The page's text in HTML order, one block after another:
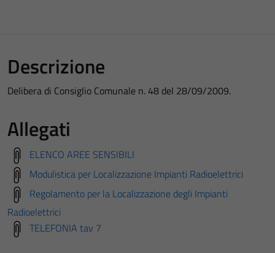
Descrizione
Delibera di Consiglio Comunale n. 48 del 28/09/2009.
Allegati
ELENCO AREE SENSIBILI
Modulistica per Localizzazione Impianti Radioelettrici
Regolamento per la Localizzazione degli Impianti
Radioelettrici
TELEFONIA tav 7